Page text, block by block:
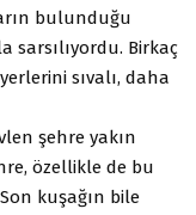
bulunduğu
sarsılıyordu. Birkaç
sıvalı, daha
şehre yakın
özellikle de bu
kuşağın bile